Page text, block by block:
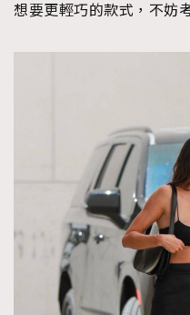
想要更輕巧的款式，不妨